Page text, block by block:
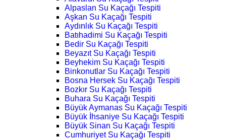
Alpaslan Su Kaçağı Tespiti
Aşkan Su Kaçağı Tespiti
Aydınlık Su Kaçağı Tespiti
Batıhadimi Su Kaçağı Tespiti
Bedir Su Kaçağı Tespiti
Beyazıt Su Kaçağı Tespiti
Beyhekim Su Kaçağı Tespiti
Binkonutlar Su Kaçağı Tespiti
Bosna Hersek Su Kaçağı Tespiti
Bozkır Su Kaçağı Tespiti
Buhara Su Kaçağı Tespiti
Büyük Aymanas Su Kaçağı Tespiti
Büyük İhsaniye Su Kaçağı Tespiti
Büyük Sinan Su Kaçağı Tespiti
Cumhuriyet Su Kaçağı Tespiti